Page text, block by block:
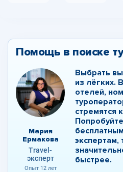
Помощь в поиске
Мария
Ермакова
Travel-
эксперт
Опыт 12 лет
Выбрать
из лёгких.
отелей,
стремятся
экспертам,
быстрее.